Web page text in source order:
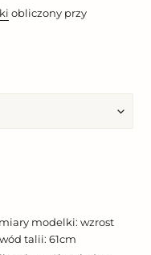
obliczony przy
modelki: wzrost
talii: 61cm